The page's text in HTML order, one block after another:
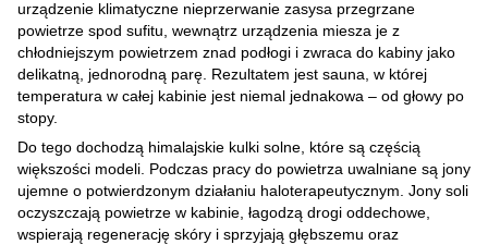
urządzenie klimatyczne nieprzerwanie zasysa przegrzane
powietrze spod sufitu, wewnątrz urządzenia miesza je z
chłodniejszym powietrzem znad podłogi i zwraca do kabiny jako
delikatną, jednorodną parę. Rezultatem jest sauna, w której
temperatura w całej kabinie jest niemal jednakowa – od głowy po
stopy.
Do tego dochodzą himalajskie kulki solne, które są częścią
większości modeli. Podczas pracy do powietrza uwalniane są jony
ujemne o potwierdzonym działaniu haloterapeutycznym. Jony soli
oczyszczają powietrze w kabinie, łagodzą drogi oddechowe,
wspierają regenerację skóry i sprzyjają głębszemu oraz